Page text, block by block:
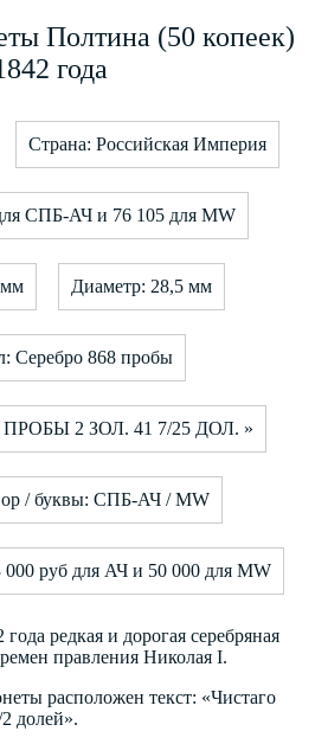
Полтина (50 копеек)
года
Страна: Российская Империя
СПБ-АЧ и 76 105 для MW
Диаметр: 28,5 мм
Серебро 868 пробы
ПРОБЫ 2 ЗОЛ. 41 7/25 ДОЛ. »
/ буквы: СПБ-АЧ / MW
000 руб для АЧ и 50 000 для MW
редкая и дорогая серебряная
правления Николая I.
расположен текст: «Чистаго
долей».